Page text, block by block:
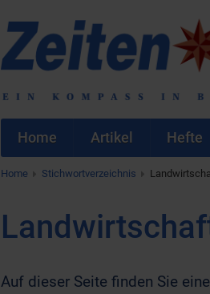
Home Artikel Hefte
Home Stichwortverzeichnis
Auf dieser Seite finden Sie